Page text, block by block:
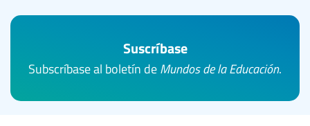
Suscríbase
Subscríbase al boletín de Mundos de la Educación.